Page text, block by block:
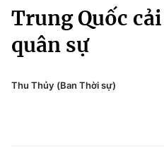
Chuyên mục
Chính trị
Kinh tế
Thể thao
Truyền hình
Y tế
Trung Quốc
quân sự
Thu Thủy (Ban Thời sự)